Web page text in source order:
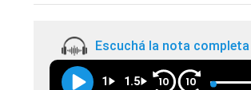
Escuchá la nota completa
1 1.5 10 10